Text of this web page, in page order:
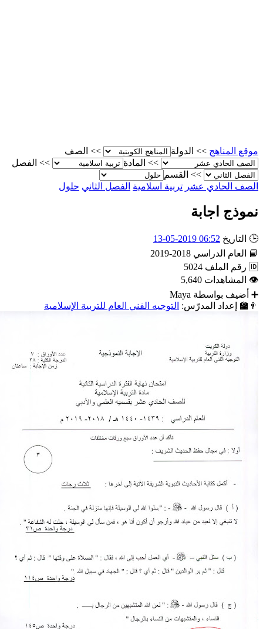
المناهج >> الدولة >> الصف
>> المادة >> الفصل
>> القسم
الحادي عشر تربية اسلامية الفصل الثاني حلول
اجابة
التاريخ 06:52 2019-05-13
العام الدراسي 2018-2019
رقم الملف 5024
المشاهدات 5,640
أضيف بواسطة Maya
إعداد المدرّس: التوجيه الفني العام للتربية الإسلامية